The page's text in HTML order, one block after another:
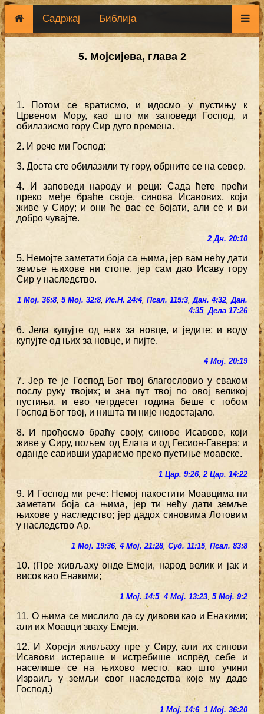
Садржај Библија
5. Мојсијева, глава 2
1. Потом се вратисмо, и идосмо у пустињу к
Црвеном Мору, као што ми заповеди Господ, и
обилазисмо гору Сир дуго времена.
2. И рече ми Господ:
3. Доста сте обилазили ту гору, обрните се на север.
4. И заповеди народу и реци: Сада ћете прећи
преко међе браће своје, синова Исавових, који
живе у Сиру; и они ће вас се бојати, али се и ви
добро чувајте.
2 Дн. 20:10
5. Немојте заметати боја са њима, јер вам нећу дати
земље њихове ни стопе, јер сам дао Исаву гору
Сир у наследство.
1 Мој. 36:8, 5 Мој. 32:8, Ис.Н. 24:4, Псал. 115:3,Дан. 4:32,Дан.
4:35,Дела 17:26
6. Јела купујте од њих за новце, и једите; и воду
купујте од њих за новце, и пијте.
4 Мој. 20:19
7. Јер те је Господ Бог твој благословио у сваком
послу руку твојих; и зна пут твој по овој великој
пустињи, и ево четрдесет година беше с тобом
Господ Бог твој, и ништа ти није недостајало.
8. И прођосмо браћу своју, синове Исавове, који
живе у Сиру, пољем од Елата и од Гесион-Гавера; и
оданде савивши ударисмо преко пустиње моавске.
1 Цар. 9:26,2 Цар. 14:22
9. И Господ ми рече: Немој пакостити Моавцима ни
заметати боја са њима, јер ти нећу дати земље
њихове у наследство; јер дадох синовима Лотовим
у наследство Ар.
1 Мој. 19:36, 4 Мој. 21:28, Суд. 11:15, Псал. 83:8
10. (Пре живљаху онде Емеји, народ велик и јак и
висок као Енакими;
1 Мој. 14:5, 4 Мој. 13:23, 5 Мој. 9:2
11. О њима се мислило да су дивови као и Енакими;
али их Моавци зваху Емеји.
12. И Хореји живљаху пре у Сиру, али их синови
Исавови истераше и истребише испред себе и
населише се на њихово место, као што учини
Израиљ у земљи свог наследства које му даде
Господ.)
1 Мој. 14:6, 1 Мој. 36:20